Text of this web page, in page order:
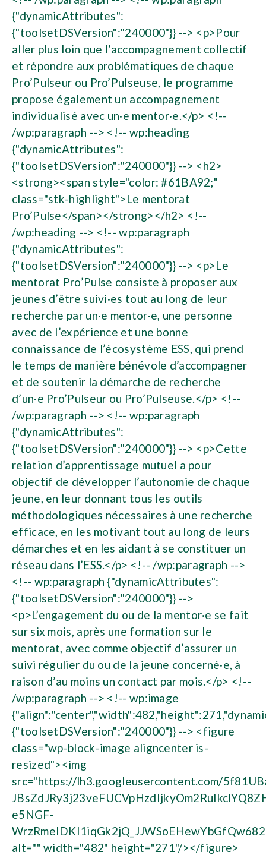
{"dynamicAttributes":
{"toolsetDSVersion":"240000"}} --> <p>Pour
aller plus loin que l’accompagnement collectif
et répondre aux problématiques de chaque
Pro’Pulseur ou Pro’Pulseuse, le programme
propose également un accompagnement
individualisé avec un·e mentor·e.</p> <!--
/wp:paragraph --> <!-- wp:heading
{"dynamicAttributes":
{"toolsetDSVersion":"240000"}} --> <h2>
<strong><span style="color: #61BA92;"
class="stk-highlight">Le mentorat
Pro’Pulse</span></strong></h2> <!--
/wp:heading --> <!-- wp:paragraph
{"dynamicAttributes":
{"toolsetDSVersion":"240000"}} --> <p>Le
mentorat Pro’Pulse consiste à proposer aux
jeunes d’être suivi·es tout au long de leur
recherche par un·e mentor·e, une personne
avec de l’expérience et une bonne
connaissance de l’écosystème ESS, qui prend
le temps de manière bénévole d’accompagner
et de soutenir la démarche de recherche
d’un·e Pro’Pulseur ou Pro’Pulseuse.</p> <!--
/wp:paragraph --> <!-- wp:paragraph
{"dynamicAttributes":
{"toolsetDSVersion":"240000"}} --> <p>Cette
relation d’apprentissage mutuel a pour
objectif de développer l’autonomie de chaque
jeune, en leur donnant tous les outils
méthodologiques nécessaires à une recherche
efficace, en les motivant tout au long de leurs
démarches et en les aidant à se constituer un
réseau dans l’ESS.</p> <!-- /wp:paragraph -->
<!-- wp:paragraph {"dynamicAttributes":
{"toolsetDSVersion":"240000"}} -->
<p>L’engagement du ou de la mentor·e se fait
sur six mois, après une formation sur le
mentorat, avec comme objectif d’assurer un
suivi régulier du ou de la jeune concerné·e, à
raison d’au moins un contact par mois.</p> <!--
/wp:paragraph --> <!-- wp:image
{"toolsetDSVersion":"240000"}} --> <figure
class="wp-block-image aligncenter is-
resized"><img
src="https://lh3.googleusercontent.com/
e5NGF-
alt="" width="482" height="271"/></figure>